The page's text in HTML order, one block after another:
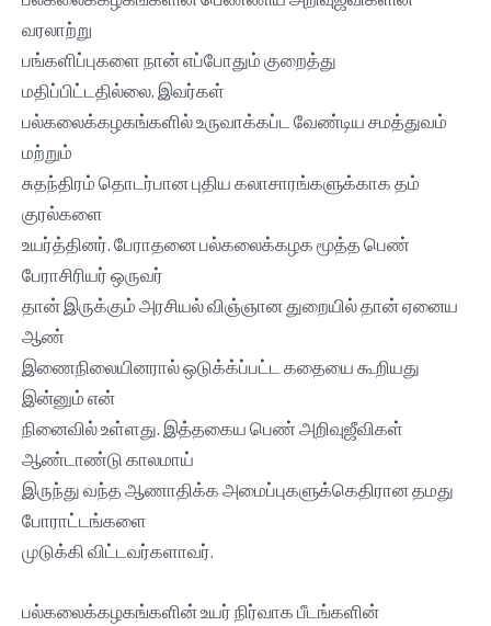
வரலாற்று
பங்களிப்புகளை நான் எப்போதும் குறைத்து
மதிப்பிட்டதில்லை. இவர்கள்
பல்கலைக்கழகங்களில் உருவாக்கப்ட வேண்டிய சமத்துவம்
மற்றும்
சுதந்திரம் தொடர்பான புதிய கலாசாரங்களுக்காக தம்
குரல்களை
உயர்த்தினர். பேராதனை பல்கலைக்கழக மூத்த பெண்
பேராசிரியர் ஒருவர்
தான் இருக்கும் அரசியல் விஞ்ஞான துறையில் தான் ஏனைய
ஆண்
இணைநிலையினரால் ஒடுக்க்ப்பட்ட கதையை கூறியது
இன்னும் என்
நினைவில் உள்ளது. இத்தகைய பெண் அறிவுஜீவிகள்
ஆண்டாண்டு காலமாய்
இருந்து வந்த ஆணாதிக்க அமைப்புகளுக்கெதிரான தமது
போராட்டங்களை
முடுக்கி விட்டவர்களாவர்.
பல்கலைக்கழகங்களின் உயர் நிர்வாக பீடங்களின்